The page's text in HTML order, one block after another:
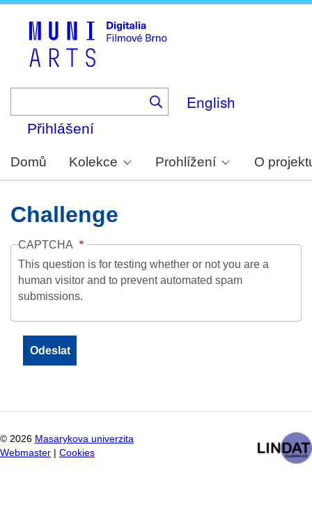
English
Přihlášení
Domů Kolekce Prohlížení O
Challenge
CAPTCHA
This question is for testing whether or not you are a
human visitor and to prevent automated spam
submissions.
© 2026 Masarykova univerzita
Webmaster
Cookies